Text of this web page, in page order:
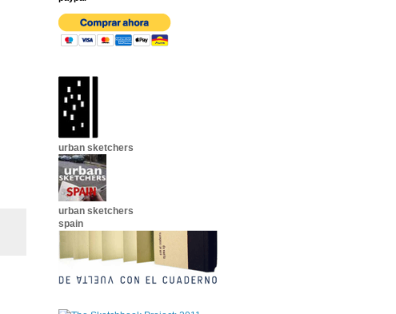
urban sketchers
urban sketchers
spain